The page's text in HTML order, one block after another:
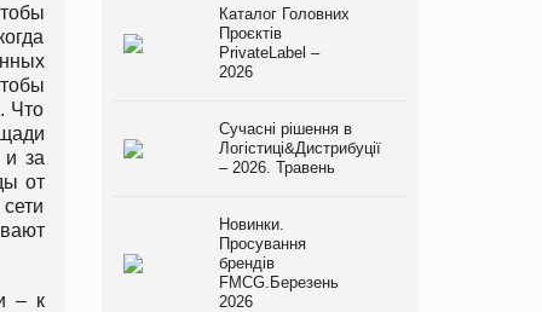
Что
и за
от
– к
Каталог Головних
Проєктів
PrivateLabel –
2026
Сучасні рішення в
Логістиці&Дистрибуції
– 2026. Травень
Новинки.
Просування
брендів
FMCG.Березень
2026